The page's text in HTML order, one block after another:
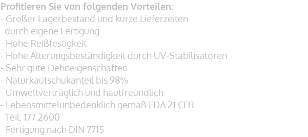
Profitieren Sie von folgenden Vorteilen:
- Großer Lagerbestand und kurze Lieferzeiten
durch eigene Fertigung
- Hohe Reißfestigkeit
- Hohe Alterungsbeständigkeit durch UV-Stabilisatoren
- Sehr gute Dehneigenschaften
- Naturkautschukanteil bis 98%
- Umweltverträglich und hautfreundlich
- Lebensmittelunbedenklich gemäß FDA 21 CFR
Teil: 177.2600
- Fertigung nach DIN 7715